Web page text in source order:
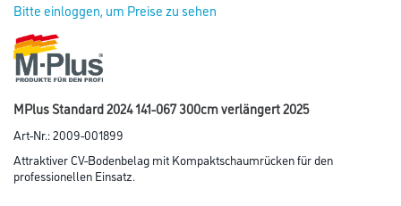
Bitte einloggen, um Preise zu sehen
MPlus Standard 2024 141-067 300cm verlängert 2025
Art-Nr.:2009-001899
Attraktiver CV-Bodenbelag mit Kompaktschaumrücken für den
professionellen Einsatz.